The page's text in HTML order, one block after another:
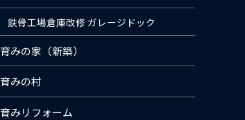
鉄骨工場倉庫改修 ガレージドック
育みの家（新築）
育みの村
育みリフォーム